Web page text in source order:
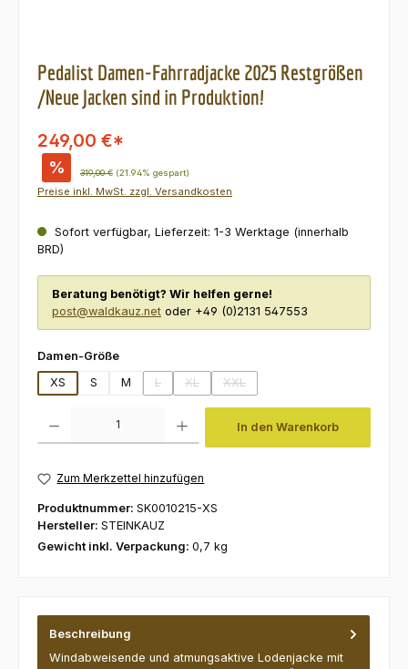
Pedalist Damen-Fahrradjacke 2025 Restgrößen
/Neue Jacken sind in Produktion!
249,00 €*
% Regulärer Preis:
319,00 € (21.94% gespart)
Preise inkl. MwSt. zzgl. Versandkosten
Sofort verfügbar, Lieferzeit: 1-3 Werktage (innerhalb
BRD)
Beratung benötigt? Wir helfen gerne!
post@waldkauz.net oder +49 (0)2131 547553
Damen-Größeauswählen
XS
S M L
(Diese Option ist zurzeit nicht verfügbar.)
XL
(Diese Option ist zurzeit nicht verfügbar.)
XXL
(Diese Option ist zurzeit nicht
In den Warenkorb
Zum Merkzettel hinzufügen
Produktnummer: SK0010215-XS
Hersteller: STEINKAUZ
Gewicht inkl. Verpackung: 0,7 kg
Beschreibung
Windabweisende und atmungsaktive Lodenjacke mit